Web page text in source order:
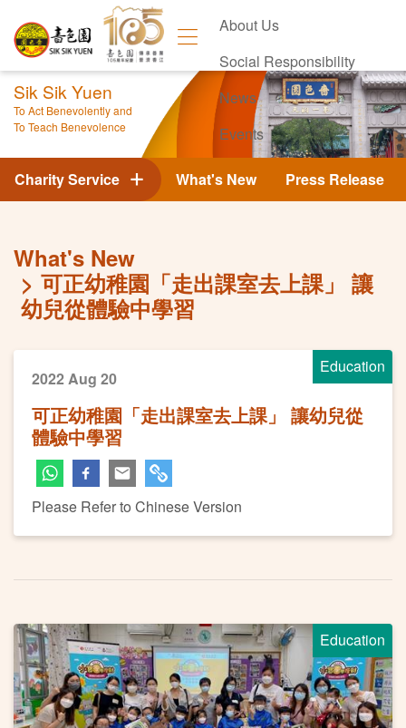
About Us
Social Responsibility
News
Events
Contact Us
Sik Sik Yuen
To Act Benevolently and
To Teach Benevolence
What's New Press Release
Charity Service
What's New
可正幼稚園「走出課室去上課」 讓
幼兒從體驗中學習
Education
2022 Aug 20
可正幼稚園「走出課室去上課」 讓幼兒從
體驗中學習
Please Refer to Chinese Version
Education